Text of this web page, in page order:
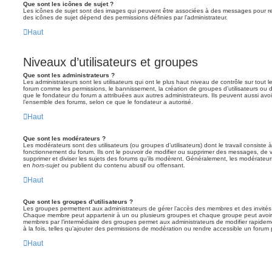
Que sont les icônes de sujet ?
Les icônes de sujet sont des images qui peuvent être associées à des messages pour
des icônes de sujet dépend des permissions définies par l’administrateur.
Haut
Niveaux d’utilisateurs et groupes
Que sont les administrateurs ?
Les administrateurs sont les utilisateurs qui ont le plus haut niveau de contrôle sur tout
forum comme les permissions, le bannissement, la création de groupes d’utilisateurs ou
que le fondateur du forum a attribuées aux autres administrateurs. Ils peuvent aussi
l’ensemble des forums, selon ce que le fondateur a autorisé.
Haut
Que sont les modérateurs ?
Les modérateurs sont des utilisateurs (ou groupes d’utilisateurs) dont le travail consiste
fonctionnement du forum. Ils ont le pouvoir de modifier ou supprimer des messages, de
supprimer et diviser les sujets des forums qu’ils modèrent. Généralement, les
en hors-sujet ou publient du contenu abusif ou offensant.
Haut
Que sont les groupes d’utilisateurs ?
Les groupes permettent aux administrateurs de gérer l’accès des membres et des
Chaque membre peut appartenir à un ou plusieurs groupes et chaque groupe peut
membres par l’intermédiaire des groupes permet aux administrateurs de modifier
à la fois, telles qu’ajouter des permissions de modération ou rendre accessible un forum
Haut